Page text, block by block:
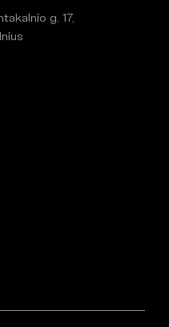
g. 17,